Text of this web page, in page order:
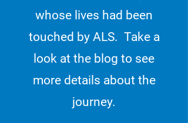
whose lives had been
touched by ALS. Take a
look at the blog to see
more details about the
journey.